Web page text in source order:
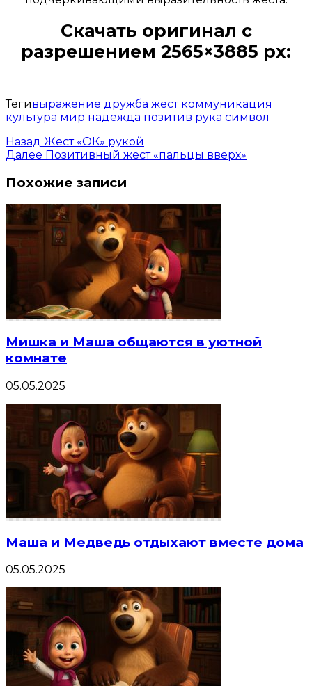
Скачать оригинал с
разрешением 2565×3885 px:
Тегивыражение дружба жест коммуникация
культура мир надежда позитив рука символ
Назад Жест «ОК» рукой
Далее Позитивный жест «пальцы вверх»
Похожие записи
Мишка и Маша общаются в уютной
комнате
05.05.2025
Маша и Медведь отдыхают вместе дома
05.05.2025